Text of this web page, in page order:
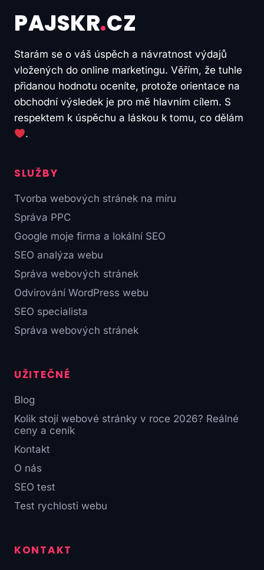
PAJSKR.CZ
Starám se o váš úspěch a návratnost výdajů
vložených do online marketingu. Věřím, že tuhle
přidanou hodnotu oceníte, protože orientace na
obchodní výsledek je pro mě hlavním cílem. S
respektem k úspěchu a láskou k tomu, co dělám
.
SLUŽBY
Tvorba webových stránek na míru
Správa PPC
Google moje firma a lokální SEO
SEO analýza webu
Správa webových stránek
Odvirování WordPress webu
SEO specialista
Správa webových stránek
UŽITEČNÉ
Blog
Kolik stojí webové stránky v roce 2026? Reálné
ceny a ceník
Kontakt
O nás
SEO test
Test rychlosti webu
KONTAKT